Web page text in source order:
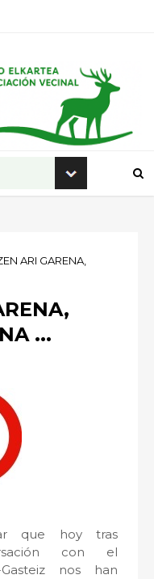
ARI GARENA,
...
que
hoy tras
con el
nos han